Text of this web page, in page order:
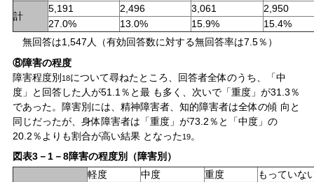
計
5,191 2,496 3,061
2,950
27.0%
13.0% 15.9%
15.4%
無回答は1,547人（有効回答数に対する無回答率は7.5％）
⑧障害の程度
障害程度別18について尋ねたところ、回答者全体のうち、「中
度」と回答した人が51.1％と最 も多く、次いで「重度」が31.3％
であった。障害別には、精神障害者、知的障害者は全体の傾 向と
同じだったが、身体障害者は「重度」が73.2％と「中度」の
20.2％よりも割合が高い結果 となった19。
図表3－1－8障害の程度別（障害別）
軽度
中度 重度 もっていな